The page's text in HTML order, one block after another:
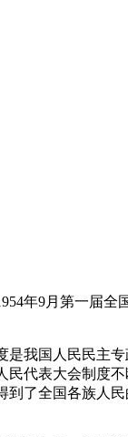
年9月第一届全
我国人民民主
代表大会制度
了全国各族人